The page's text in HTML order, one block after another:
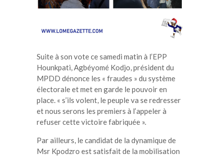
Suite à son vote ce samedi matin à l’EPP
Hounkpati, Agbéyomé Kodjo, président du
MPDD dénonce les « fraudes » du système
électorale et met en garde le pouvoir en
place. « s’ils volent, le peuple va se redresser
et nous serons les premiers à l’appeler à
refuser cette victoire fabriquée ».
Par ailleurs, le candidat de la dynamique de
Msr Kpodzro est satisfait de la mobilisation